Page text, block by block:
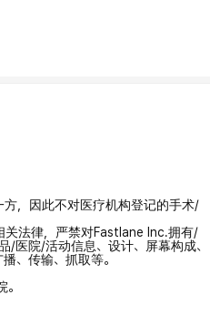
，因此不对医疗机构登记的手术/
关法律，严禁对Fastlane Inc.拥有/
医院/活动信息、设计、屏幕构成、
、传输、抓取等。